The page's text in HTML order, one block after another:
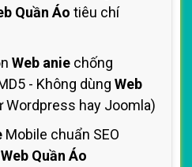
Quần Áo tiêu chí
Web anie chống
- Không dùng Web
Wordpress hay Joomla)
Mobile chuẩn SEO
Web Quần Áo